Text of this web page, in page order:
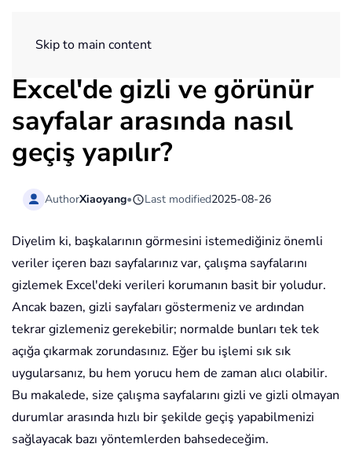
Skip to main content
Excel'de gizli ve görünür
sayfalar arasında nasıl
geçiş yapılır?
AuthorXiaoyang• Last modified2025-08-26
Diyelim ki, başkalarının görmesini istemediğiniz önemli
veriler içeren bazı sayfalarınız var, çalışma sayfalarını
gizlemek Excel'deki verileri korumanın basit bir yoludur.
Ancak bazen, gizli sayfaları göstermeniz ve ardından
tekrar gizlemeniz gerekebilir; normalde bunları tek tek
açığa çıkarmak zorundasınız. Eğer bu işlemi sık sık
uygularsanız, bu hem yorucu hem de zaman alıcı olabilir.
Bu makalede, size çalışma sayfalarını gizli ve gizli olmayan
durumlar arasında hızlı bir şekilde geçiş yapabilmenizi
sağlayacak bazı yöntemlerden bahsedeceğim.